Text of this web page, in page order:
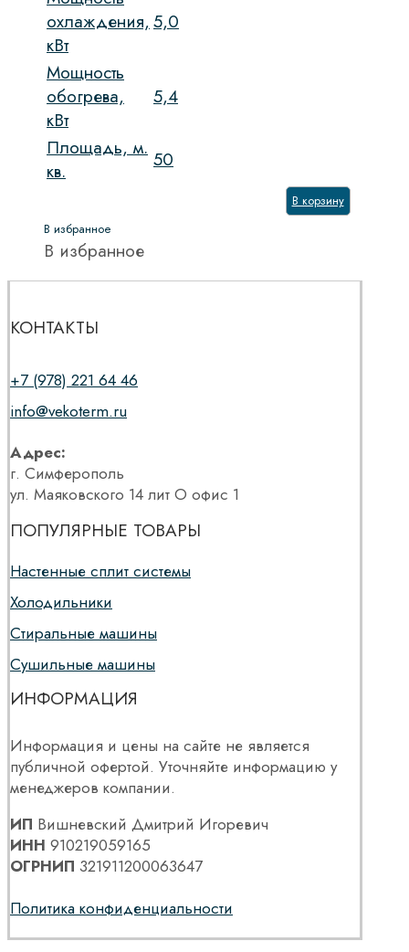
охлаждения,
кВт
5,0
Мощность
обогрева,
кВт
5,4
Площадь, м.
кв.
50
В корзину
В избранное
В избранное
КОНТАКТЫ
+7 (978) 221 64 46
info@vekoterm.ru
Адрес:
г. Симферополь
ул. Маяковского 14 лит О офис 1
ПОПУЛЯРНЫЕ ТОВАРЫ
Настенные сплит системы
Холодильники
Стиральные машины
Сушильные машины
ИНФОРМАЦИЯ
Информация и цены на сайте не является
публичной офертой. Уточняйте информацию у
менеджеров компании.
ИП Вишневский Дмитрий Игоревич
ИНН 910219059165
ОГРНИП 321911200063647
Политика конфиденциальности